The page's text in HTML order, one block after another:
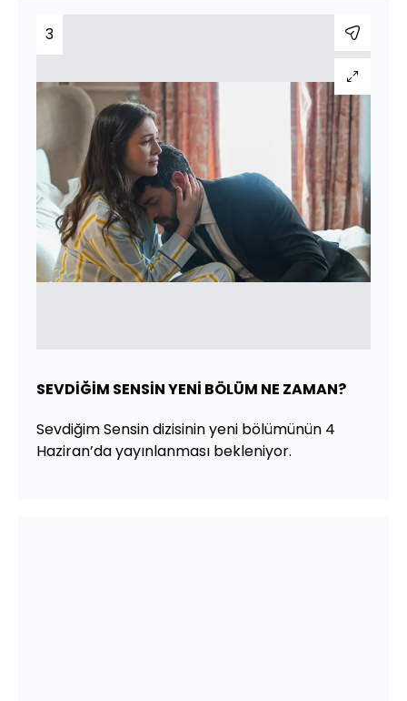
3
SEVDİĞİM SENSİN YENİ BÖLÜM NE ZAMAN?
Sevdiğim Sensin dizisinin yeni bölümünün 4
Haziran’da yayınlanması bekleniyor.